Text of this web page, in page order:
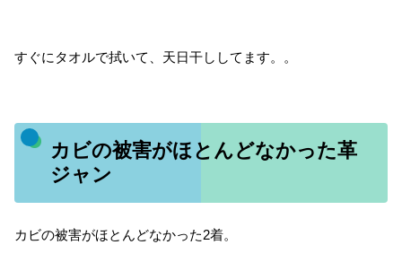
すぐにタオルで拭いて、天日干ししてます。。
カビの被害がほとんどなかった革
ジャン
カビの被害がほとんどなかった2着。